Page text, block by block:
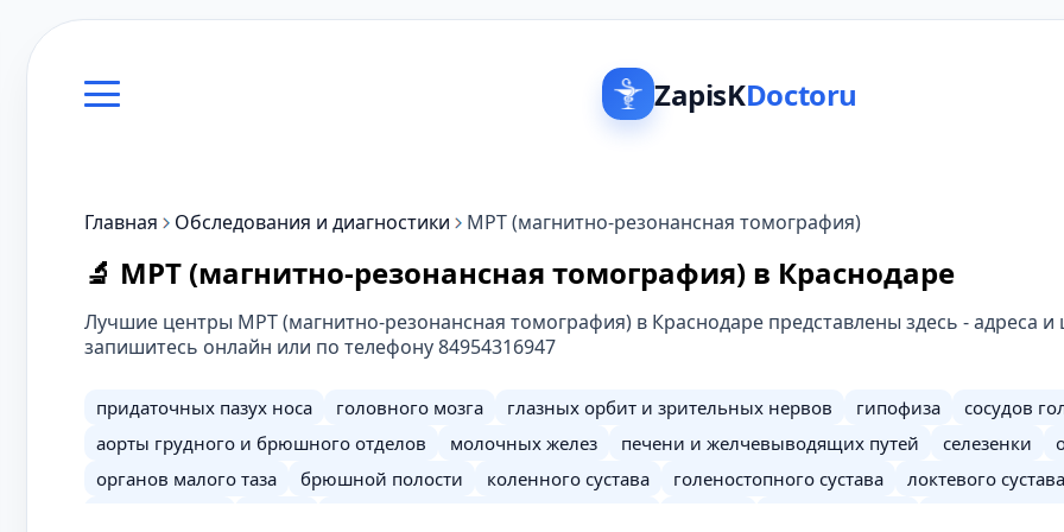
ZapisKDoctoru
Главная Обследования и диагностики МРТ (магнитно-резонансная томография)
🔬 МРТ (магнитно-резонансная томография) в Краснодаре
Лучшие центры МРТ (магнитно-резонансная томография) в Краснодаре представлены здесь - адреса
запишитесь онлайн или по телефону 84954316947
придаточных пазух носа головного мозга глазных орбит и зрительных нервов гипофиза сосудов
аорты грудного и брюшного отделов
молочных желез печени и желчевыводящих путей селезенки
органов малого таза
брюшной полости коленного сустава голеностопного сустава локтевого сустава